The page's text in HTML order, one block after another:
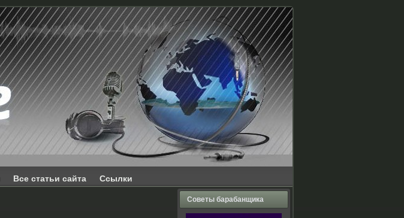
Все статьи сайта Ссылки
Советы барабанщика